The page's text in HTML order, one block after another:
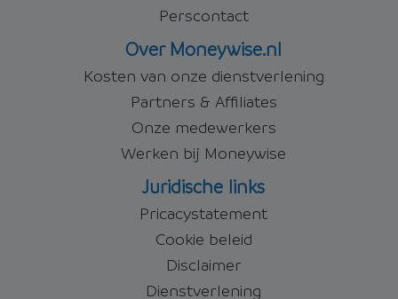
Perscontact
Over Moneywise.nl
Kosten van onze dienstverlening
Partners & Affiliates
Onze medewerkers
Werken bij Moneywise
Juridische links
Pricacystatement
Cookie beleid
Disclaimer
Dienstverlening